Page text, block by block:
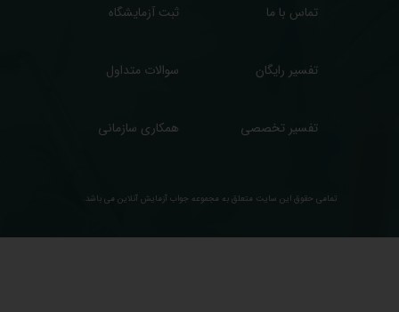
تمامی حقوق این سایت متعلق به مجموعه ​جواب آزمایش آنلاین می باشد.
تفسیر تخصصی
تفسیر رایگان
ثبت آزمایشگاه تماس با ما
سوالات متداول
همکاری سازمانی